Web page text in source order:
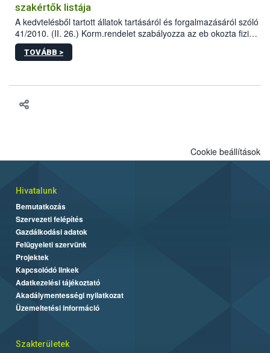
szakértők listája
A kedvtelésből tartott állatok tartásáról és forgalmazásáról szóló
41/2010. (II. 26.) Korm.rendelet szabályozza az eb okozta fizikai
sérülés, illetve ennek veszélye keletkezésekor felmerülő
hatósági feladatokat, valamint a veszélyes eb tartását és annak
TOVÁBB >
Cookie beállítások
Hivatalunk
Bemutatkozás
Szervezeti felépítés
Gazdálkodási adatok
Felügyeleti szervünk
Projektek
Kapcsolódó linkek
Adatkezelési tájékoztató
Akadálymentességi nyilatkozat
Üzemeltetési információ
Szakterületek